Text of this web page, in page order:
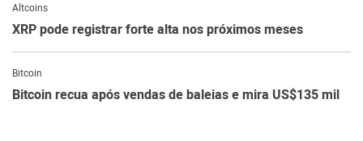
Altcoins
XRP pode registrar forte alta nos próximos meses
Bitcoin
Bitcoin recua após vendas de baleias e mira US$135 mil